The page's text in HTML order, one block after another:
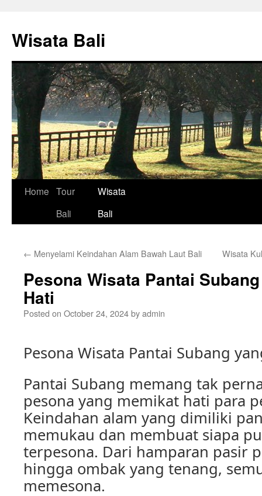
content
Wisata Bali
Home Tour
Bali
Wisata
Bali
← Menyelami Keindahan Alam Bawah Laut Bali Wisata
Pesona Wisata Pantai
Hati
Posted on October 24, 2024byadmin
Pesona Wisata Pantai Subang
Pantai Subang memang tak
pesona yang memikat hati para
Keindahan alam yang dimiliki
memukau dan membuat siapa
terpesona. Dari hamparan pasir
hingga ombak yang tenang,
memesona.